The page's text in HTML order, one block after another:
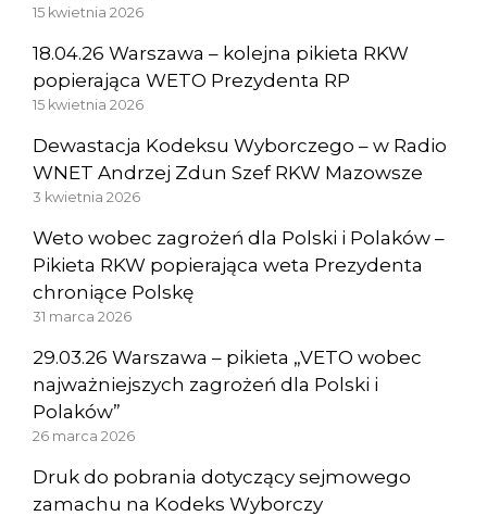
15 kwietnia 2026
18.04.26 Warszawa – kolejna pikieta RKW
popierająca WETO Prezydenta RP
15 kwietnia 2026
Dewastacja Kodeksu Wyborczego – w Radio
WNET Andrzej Zdun Szef RKW Mazowsze
3 kwietnia 2026
Weto wobec zagrożeń dla Polski i Polaków –
Pikieta RKW popierająca weta Prezydenta
chroniące Polskę
31 marca 2026
29.03.26 Warszawa – pikieta „VETO wobec
najważniejszych zagrożeń dla Polski i
Polaków”
26 marca 2026
Druk do pobrania dotyczący sejmowego
zamachu na Kodeks Wyborczy